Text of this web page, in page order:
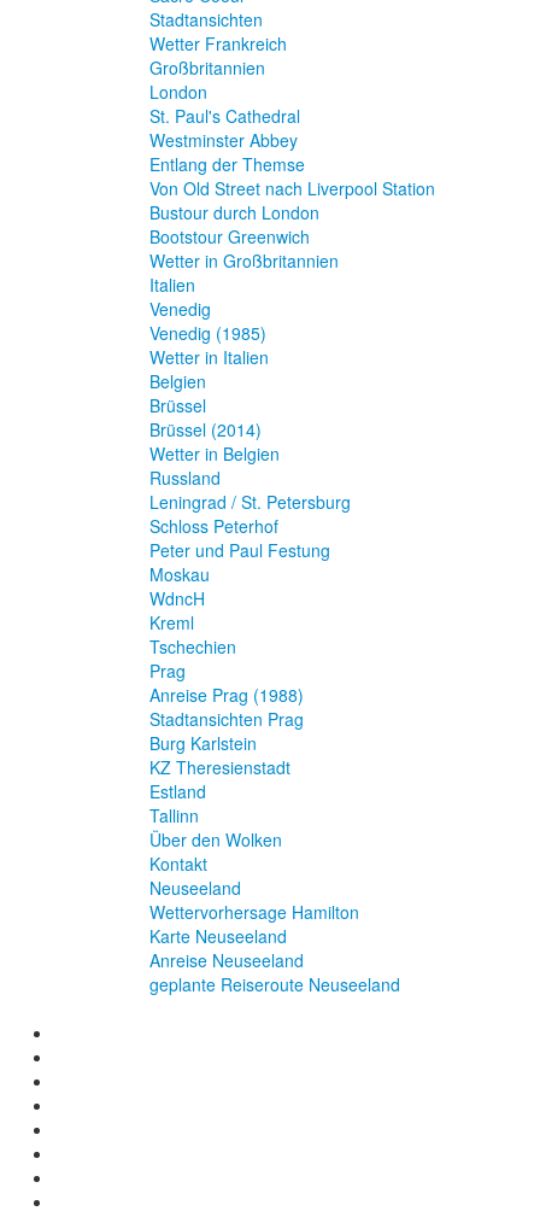
Stadtansichten
Wetter Frankreich
Großbritannien
London
St. Paul's Cathedral
Westminster Abbey
Entlang der Themse
Von Old Street nach Liverpool Station
Bustour durch London
Bootstour Greenwich
Wetter in Großbritannien
Italien
Venedig
Venedig (1985)
Wetter in Italien
Belgien
Brüssel
Brüssel (2014)
Wetter in Belgien
Russland
Leningrad / St. Petersburg
Schloss Peterhof
Peter und Paul Festung
Moskau
WdncH
Kreml
Tschechien
Prag
Anreise Prag (1988)
Stadtansichten Prag
Burg Karlstein
KZ Theresienstadt
Estland
Tallinn
Über den Wolken
Kontakt
Neuseeland
Wettervorhersage Hamilton
Karte Neuseeland
Anreise Neuseeland
geplante Reiseroute Neuseeland